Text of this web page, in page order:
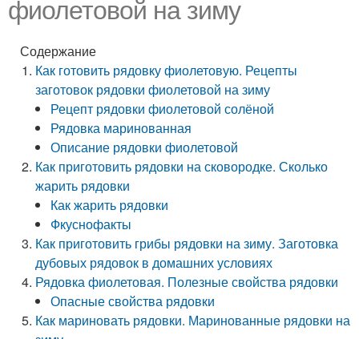
фиолетовой на зиму
Содержание
Как готовить рядовку фиолетовую. Рецепты
заготовок рядовки фиолетовой на зиму
Рецепт рядовки фиолетовой солёной
Рядовка маринованная
Описание рядовки фиолетовой
Как приготовить рядовки на сковородке. Сколько
жарить рядовки
Как жарить рядовки
Фкуснофакты
Как приготовить грибы рядовки на зиму. Заготовка
дубовых рядовок в домашних условиях
Рядовка фиолетовая. Полезные свойства рядовки
Опасные свойства рядовки
Как мариновать рядовки. Маринованные рядовки на